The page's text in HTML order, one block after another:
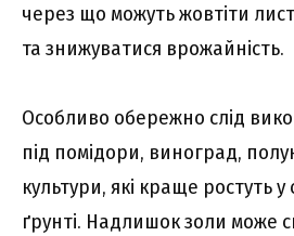
через що можуть жовтіти
та знижуватися врожайність.
Особливо обережно слід
під помідори, виноград,
культури, які краще ростуть
ґрунті. Надлишок золи може